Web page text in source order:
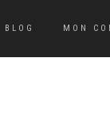
BLOG MON